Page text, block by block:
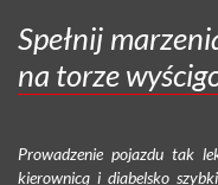
Spełnij
na torze
Prowadzenie pojazdu tak
kierownicą i diabelsko